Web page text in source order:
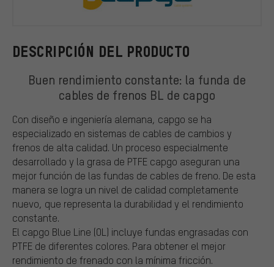
DESCRIPCIÓN DEL PRODUCTO
Buen rendimiento constante: la funda de
cables de frenos BL de capgo
Con diseño e ingeniería alemana, capgo se ha
especializado en sistemas de cables de cambios y
frenos de alta calidad. Un proceso especialmente
desarrollado y la grasa de PTFE capgo aseguran una
mejor función de las fundas de cables de freno. De esta
manera se logra un nivel de calidad completamente
nuevo, que representa la durabilidad y el rendimiento
constante.
El capgo Blue Line (OL) incluye fundas engrasadas con
PTFE de diferentes colores. Para obtener el mejor
rendimiento de frenado con la mínima fricción.
capgo